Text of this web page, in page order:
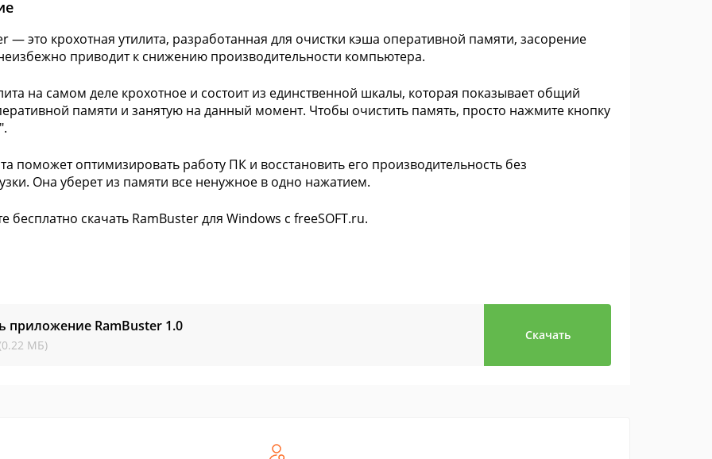
— это крохотная утилита, разработанная для очистки кэша оперативной памяти, засорение
приводит к снижению производительности компьютера.
на самом деле крохотное и состоит из единственной шкалы, которая показывает общий
памяти и занятую на данный момент. Чтобы очистить память, просто нажмите кнопку
поможет оптимизировать работу ПК и восстановить его производительность без
Она уберет из памяти все ненужное в одно нажатием.
бесплатно скачать RamBuster для Windows с freeSOFT.ru.
приложение RamBuster 1.0
МБ)
Скачать